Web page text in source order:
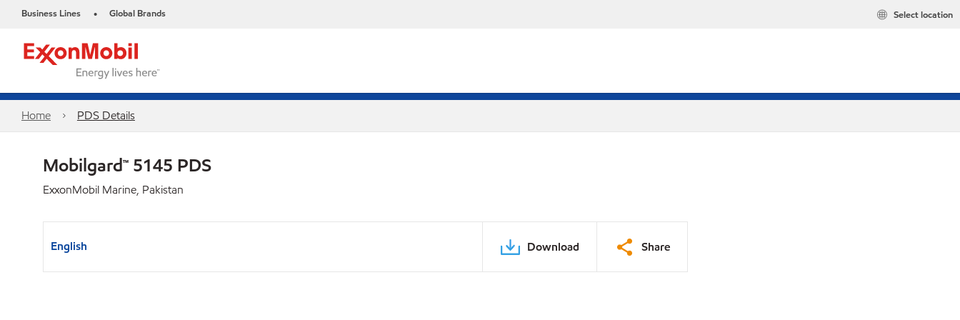
Business Lines • Global Brands Select location
Home PDS Details
Mobilgard™ 5145 PDS
ExxonMobil Marine, Pakistan
English Download Share